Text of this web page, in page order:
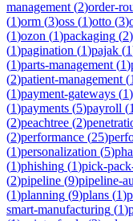
management (2)order-
(1)orm (3)oss (1)otto (3)
(1)ozon (1)packaging (2)
(1)pagination (1)pajak (1
(1)parts-management (1)
(2)patient-management (1
(1)payment-gateways (1)
(1)payments (5)payroll (
(2)peachtree (2)
(2)performance (25)
(1)personalization (5)
(1)phishing (1)pick-
(2)pipeline (9)pipeline-
(1)planning (9)plans (1)
smart-manufacturing (1)